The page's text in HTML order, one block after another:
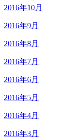
2016年10月
2016年9月
2016年8月
2016年7月
2016年6月
2016年5月
2016年4月
2016年3月